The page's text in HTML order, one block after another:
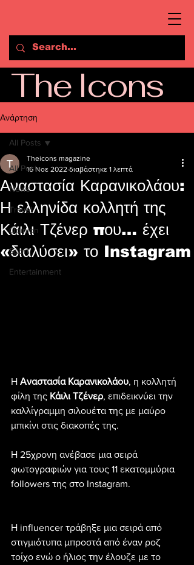
The Icons
Ανάρτηση
All Posts
News
Travel
Opinion
Sport
Entertainment
All Posts
Αναστασία Καρανικολάου:
Η ελληνίδα κολλητή της
Κάιλι Τζένερ που… έχει
«διαλύσει» το Instagram
Theicons magazine
16 Νοε 2022 διαβάστηκε 1 λεπτά
Η Αναστασία Καρανικολάου, η κολλητή
φίλη της Κάιλι Τζένερ, επιδεικνύει την
καλλίγραμμη σιλουέτα της με μαύρο
μπικίνι στις διακοπές της.
Η 25χρονη ανέβασε μια σειρά
φωτογραφιών για τους 11 εκατομμύρια
followers της στο Instagram.
Η influencer τράβηξε μια σειρά από
στιγμιότυπα μπροστά από έναν ροζ
τοίχο ενώ ο ήλιος την έλουζε με το